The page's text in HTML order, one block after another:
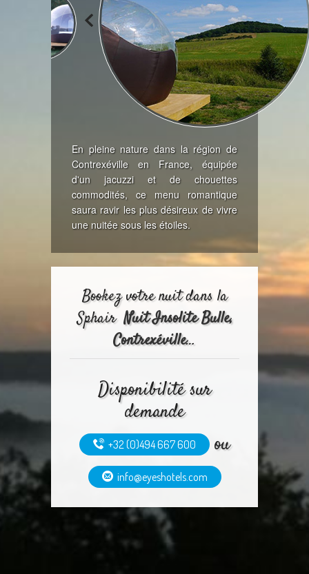
En pleine nature dans la région de
Contrexéville en France, équipée
d'un jacuzzi et de chouettes
commodités, ce menu romantique
saura ravir les plus désireux de vivre
une nuitée sous les étoiles.
Bookez votre nuit dans la
SphairNuit Insolite Bulle,
Contrexéville…
Disponibilité sur
demande
+32 (0)494 667 600 ou
info@eyeshotels.com